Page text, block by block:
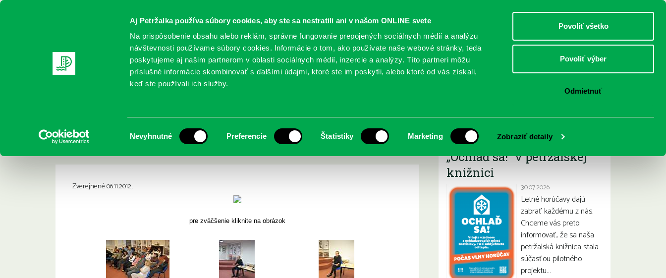
Aj Petržalka používa súbory cookies, aby ste sa nestratili ani v našom ONLINE svete
Na prispôsobenie obsahu alebo reklám, správne fungovanie prepojených sociálnych médií a analýzu
návštevnosti používame súbory cookies. Informácie o tom, ako používate naše webové stránky, teda
poskytujeme aj našim partnerom v oblasti sociálnych médií, inzercie a analýzy. Títo partneri môžu
príslušné informácie skombinovať s ďalšími údajmi, ktoré ste im poskytli, alebo ktoré od vás získali,
keď ste používali ich služby.
súhlasu
Nevyhnutné Preferencie Štatistiky Marketing Zobraziť detaily
Povoliť všetko
Povoliť výber
Odmietnuť
DOSPELÍ
REGISTRUJTE SA ONLINE KATALÓGY SLUŽBY PODUJATIA POBOČKY O KNIŽNICI
Ako učiť literatúru lepšie? workshop pod
vedením Michala Hvo…
Zverejnené 06.11.2012,
pre zväčšenie kliknite na obrázok
Najnovšie
„Ochlaď sa!“ v petržalskej
knižnici
30.07.2026
Letné horúčavy dajú
zabrať každému z nás.
Chceme vás preto
informovať, že sa naša
petržalská knižnica stala
súčasťou pilotného
projektu…